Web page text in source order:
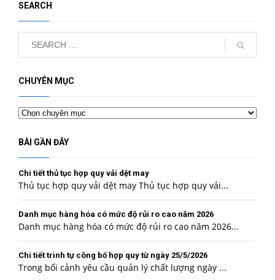
SEARCH
CHUYÊN MỤC
Chuyên
mục
BÀI GẦN ĐÂY
Chi tiết thủ tục hợp quy vải dệt may
Thủ tục hợp quy vải dệt may Thủ tục hợp quy vải...
Danh mục hàng hóa có mức độ rủi ro cao năm 2026
Danh mục hàng hóa có mức độ rủi ro cao năm 2026...
Chi tiết trình tự công bố hợp quy từ ngày 25/5/2026
Trong bối cảnh yêu cầu quản lý chất lượng ngày ...